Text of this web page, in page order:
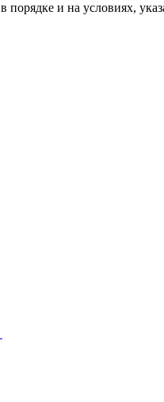
в порядке и на условиях,